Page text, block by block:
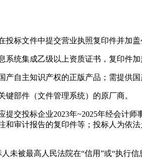
投标文件中提交营业执照复印件并加
系统集成乙级以上资质证书，复印件
产自主知识产权的正版产品；需提供
键部件（文件管理系统）的原厂商。
提交投标企业2023年~2025年经会计
和审计报告的复印件等；投标人为依
人未被最高人民法院在“信用”或“执行